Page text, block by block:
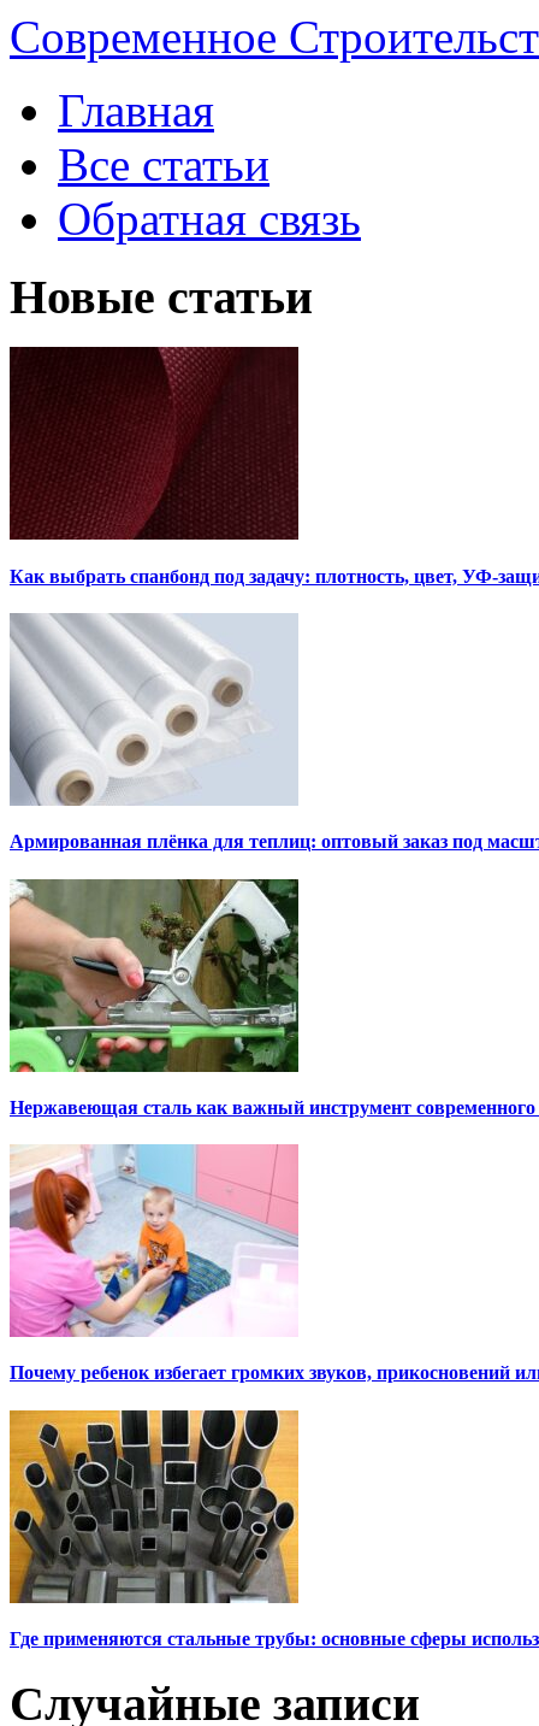
Современное
Главная
Все статьи
Обратная связь
Новые статьи
Как выбрать спанбонд под задачу: плотность, цвет, УФ-
Армированная плёнка для теплиц: оптовый заказ под
Нержавеющая сталь как важный инструмент
Почему ребенок избегает громких звуков, прикосновений
Где применяются стальные трубы: основные сферы
Случайные записи